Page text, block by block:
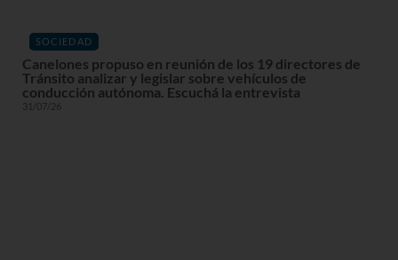
SOCIEDAD
Canelones propuso en reunión de los 19 directores de
Tránsito analizar y legislar sobre vehículos de
conducción autónoma. Escuchá la entrevista
31/07/26